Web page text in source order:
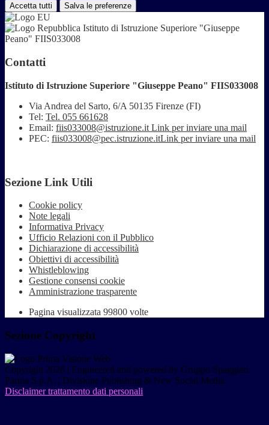
Accetta tutti Salva le preferenze
Istituto di Istruzione Superiore "Giuseppe
Peano" FIIS033008
Contatti
Istituto di Istruzione Superiore "Giuseppe Peano" FIIS033008
Via Andrea del Sarto, 6/A 50135 Firenze (FI)
Tel: Tel. 055 661628
Email: fiis033008@istruzione.it Link per inviare una mail
PEC: fiis033008@pec.istruzione.itLink per inviare una mail
Sezione Link Utili
Cookie policy
Note legali
Informativa Privacy
Ufficio Relazioni con il Pubblico
Dichiarazione di accessibilità
Obiettivi di accessibilità
Whistleblowing
Gestione consensi cookie
Amministrazione trasparente
Pagina visualizzata 99800 volte
Sezione Copyright
Copyright 2026 | Engineered and powered by Gruppo Spaggiari
Parma S.p.A. | Divisione Publishing & New Social Media
Disclaimer trattamento dati personali